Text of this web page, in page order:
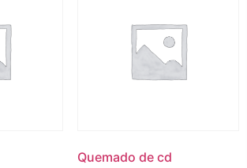
Quemado de cd